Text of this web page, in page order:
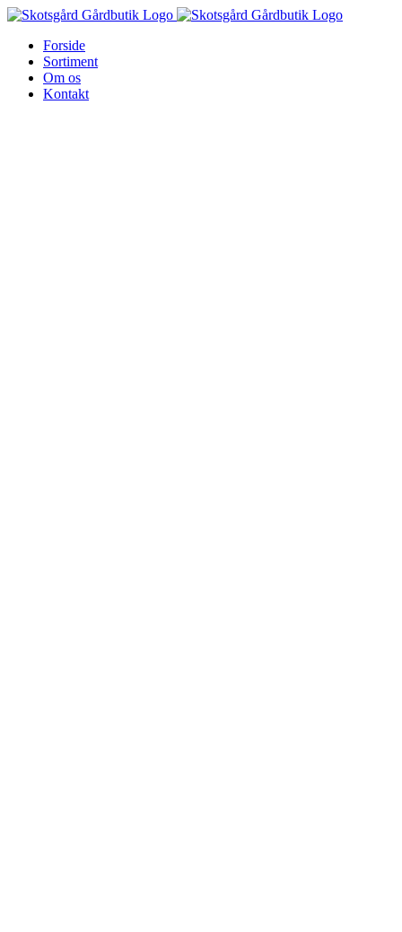
Skip
contentForside
Sortiment
Om os
Kontakt